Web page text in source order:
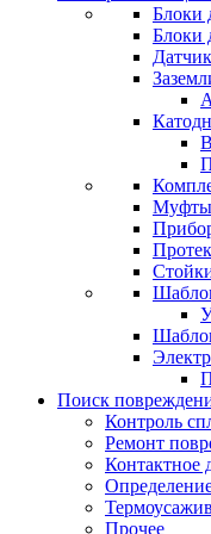
Блоки
Блоки
Муфты
Поиск
Контроль
Ремонт
Контактное
Прочее